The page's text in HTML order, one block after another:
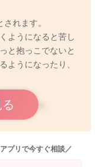
れます。
ようになると苦し
と抱っこでないと
ようになったり、
思います。
プリで今すぐ相談／